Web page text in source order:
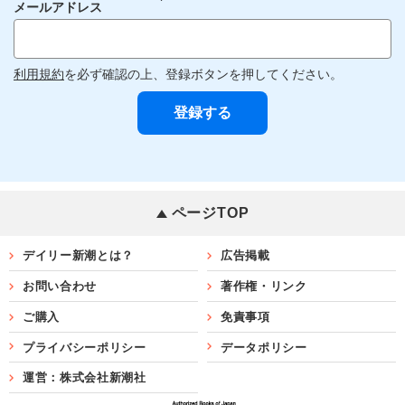
メールアドレス
利用規約を必ず確認の上、登録ボタンを押してください。
ページTOP
デイリー新潮とは？ 広告掲載
お問い合わせ 著作権・リンク
ご購入 免責事項
プライバシーポリシー データポリシー
運営：株式会社新潮社